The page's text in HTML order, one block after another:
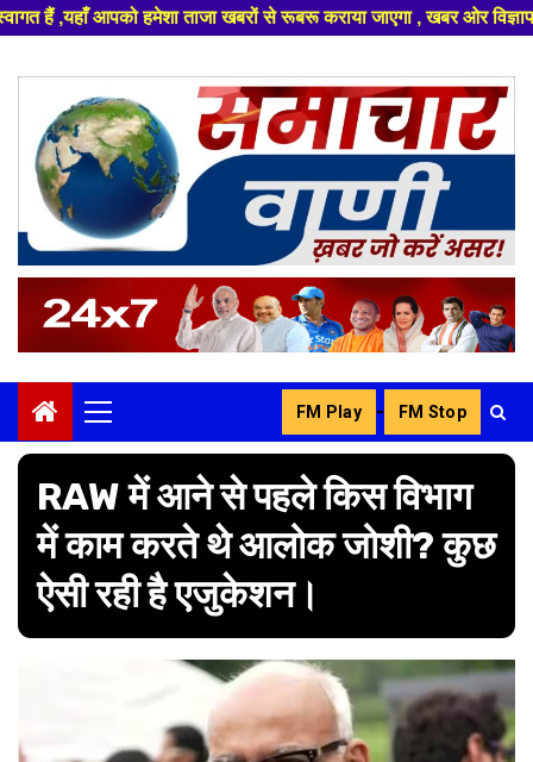
से रूबरू कराया जाएगा , खबर ओर विज्ञापन के लिए संपर्क करे +91
content
Primary
Menu
FM Play - FM Stop
RAW में आने से पहले किस विभाग
में काम करते थे आलोक जोशी? कुछ
ऐसी रही है एजुकेशन।